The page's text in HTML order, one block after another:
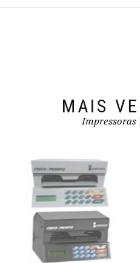
MAIS
Impressoras